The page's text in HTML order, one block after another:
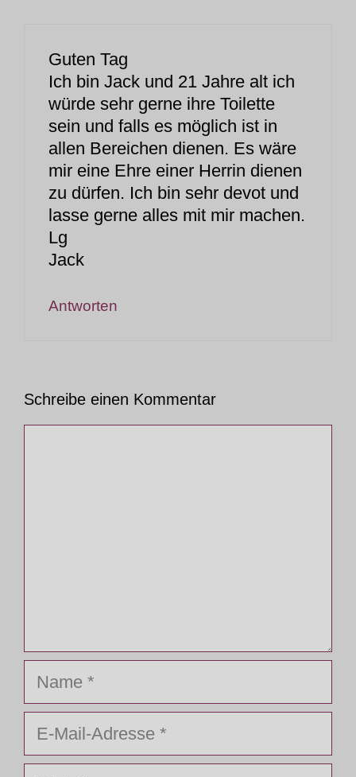
Guten Tag
Ich bin Jack und 21 Jahre alt ich
würde sehr gerne ihre Toilette
sein und falls es möglich ist in
allen Bereichen dienen. Es wäre
mir eine Ehre einer Herrin dienen
zu dürfen. Ich bin sehr devot und
lasse gerne alles mit mir machen.
Lg
Jack
Antworten
Schreibe einen Kommentar
Mail-
Adresse